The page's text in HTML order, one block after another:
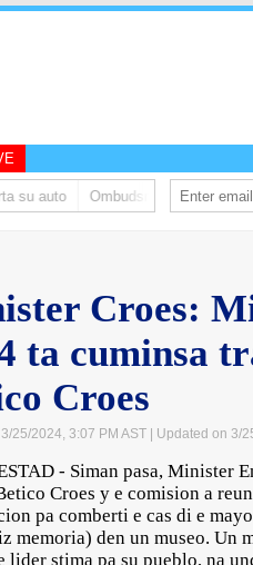
auto Ombudsman ta bishita
Croes:
ta cuminsa
Croes
25/2024, 3:07 PM AST | Updated on 3/
- Siman pasa, Minister
Croes y e comision a
pa comberti e cas di e
memoria) den un museo. Un
lider stima pa su pueblo, na